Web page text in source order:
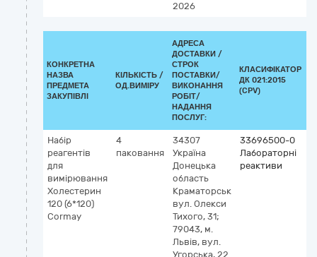
2026
КОНКРЕТНА
НАЗВА
ПРЕДМЕТА
ЗАКУПІВЛІ
КІЛЬКІСТЬ /
ОД.ВИМІРУ
АДРЕСА
ДОСТАВКИ /
СТРОК
ПОСТАВКИ/
ВИКОНАННЯ
РОБІТ/
НАДАННЯ
ПОСЛУГ:
КЛАСИФІКАТОР
ДК 021:2015
(CPV)
Набір
реагентів
для
вимірювання
Холестерин
120 (6*120)
Cormay
4
паковання
34307
Україна
Донецька
область
Краматорськ
вул. Олекси
Тихого, 31;
79043, м.
Львів, вул.
Угорська, 22
33696500-0
Лабораторні
реактиви